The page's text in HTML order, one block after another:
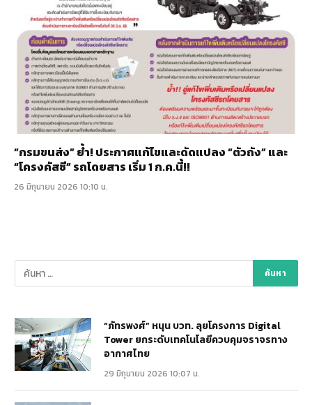
“กรมขนส่ง” ย้ำ! ประกาศแก้ไขและดัดแปลง “ตัวถัง” และ
“โครงคัสซี” รถโดยสาร เริ่ม 1 ก.ค.นี้!!
26 มิถุนายน 2026 10:10 น.
“ภัทรพงศ์” หนุน บวท. ลุยโครงการ Digital
Tower ยกระดับเทคโนโลยีควบคุมจราจรทาง
อากาศไทย
29 มิถุนายน 2026 10:07 น.